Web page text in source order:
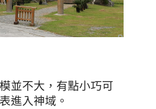
並不大，有點小巧可
進入神域 。